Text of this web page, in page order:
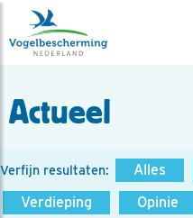
Actueel
Verfijn resultaten: Alles
Verdieping
Opinie